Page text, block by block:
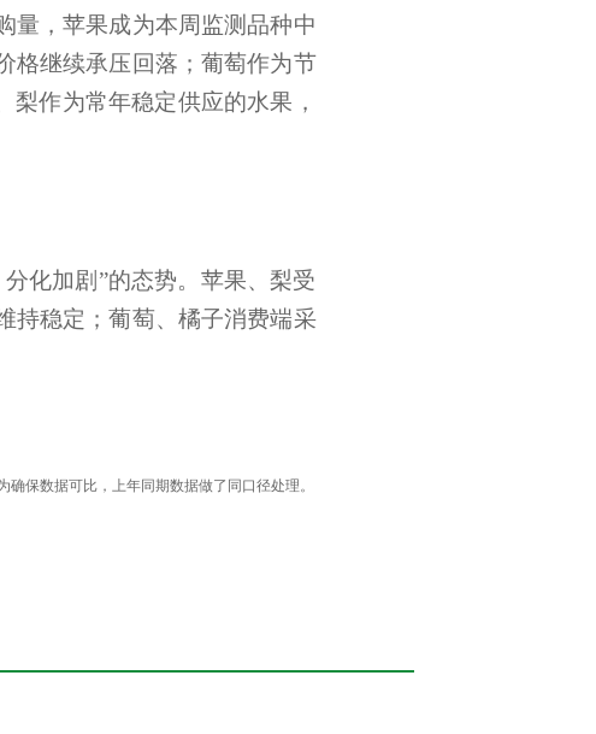
量，苹果成为本周监测品种中
格继续承压回落；葡萄作为节
梨作为常年稳定供应的水果，
化加剧”的态势。苹果、梨受
持稳定；葡萄、橘子消费端采
确保数据可比，上年同期数据做了同口径处理。